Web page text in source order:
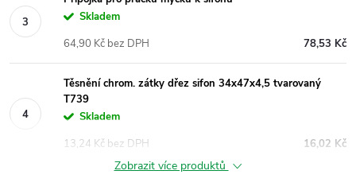
Skladem
78,53 Kč
64,90 Kč bez DPH
Těsnění chrom. zátky dřez sifon 34x47x4,5 tvarovaný
T739
Skladem
16,02 Kč
13,24 Kč bez DPH
Zobrazit více produktů